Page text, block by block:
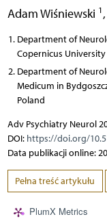
Adam Wiśniewski 1 ,
Department of
Copernicus
Department of
Medicum in
Poland
Adv Psychiatry Neurol
DOI: https://doi.org/
Data publikacji online:
Pełna treść artykułu
PlumX Metrics